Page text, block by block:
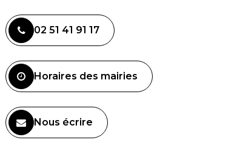
02 51 41 91 17
Horaires des mairies
Nous écrire